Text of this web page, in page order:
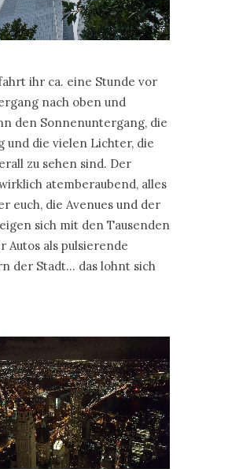
ihr ca. eine Stunde vor
nach oben und
den Sonnenuntergang, die
und die vielen Lichter, die
zu sehen sind. Der
atemberaubend, alles
euch, die Avenues und der
sich mit den Tausenden
Autos als pulsierende
der Stadt… das lohnt sich